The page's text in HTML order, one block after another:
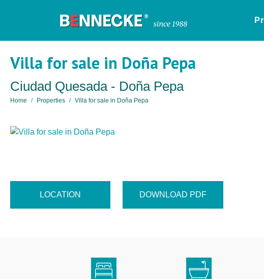
Villa for sale in Doña Pepa
Ciudad Quesada - Doña Pepa
Home Properties Villa for sale in Doña Pepa
LOCATION DOWNLOAD PDF